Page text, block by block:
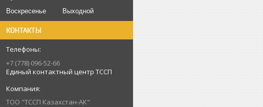
Воскресенье
Выходной
КОНТАКТЫ
+7 (778) 096-52-66
Единый контактный центр ТССП
ТОО "ТССП Казахстан-АК"